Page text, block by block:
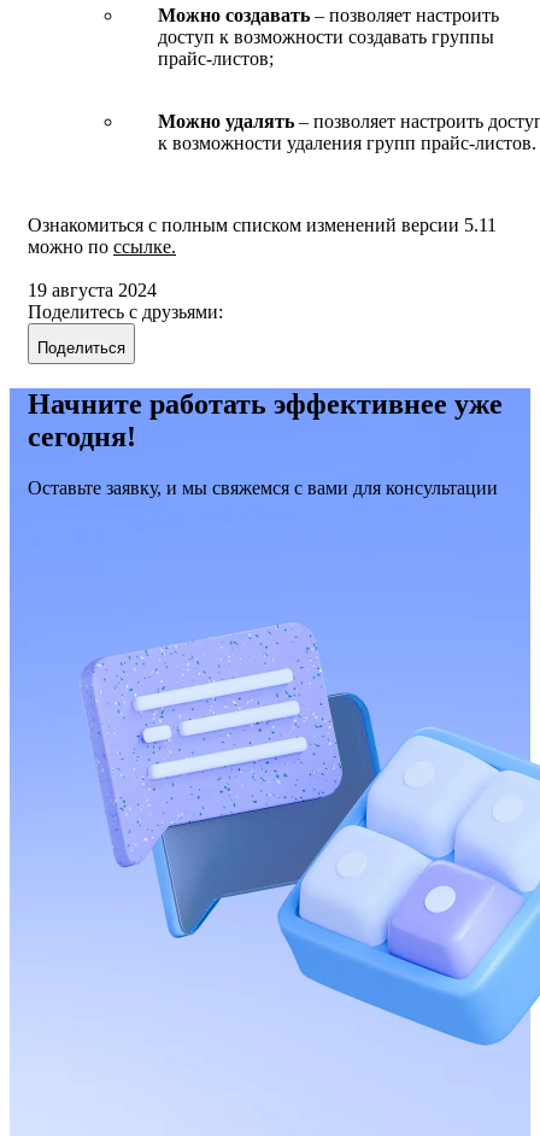
Можно создавать – позволяет настроить
доступ к возможности создавать группы
прайс-листов;
Можно удалять – позволяет настроить
к возможности удаления групп прайс-листов.
Ознакомиться с полным списком изменений версии 5.11
можно по ссылке.
19 августа 2024
Поделитесь с друзьями:
Поделиться
Начните работать эффективнее уже
сегодня!
Оставьте заявку, и мы свяжемся с вами для консультации